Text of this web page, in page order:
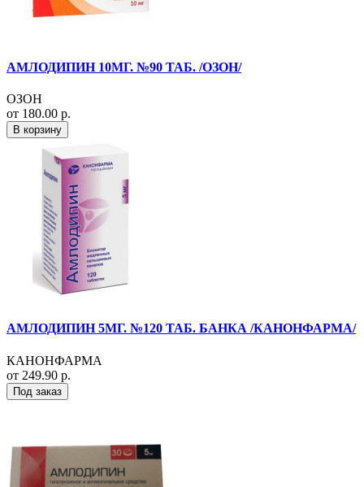
АМЛОДИПИН 10МГ. №90 ТАБ. /ОЗОН/
ОЗОН
от 180.00 р.
В корзину
АМЛОДИПИН 5МГ. №120 ТАБ. БАНКА /КАНОНФАРМА/
КАНОНФАРМА
от 249.90 р.
Под заказ